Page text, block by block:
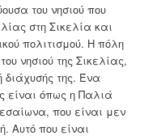
του νησιού που
στη Σικελία και
πολιτισμού. Η πόλη
νησιού της Σικελίας,
διάχυσής της. Ένα
είναι όπως η Παλιά
που είναι μεν
Αυτό που είναι